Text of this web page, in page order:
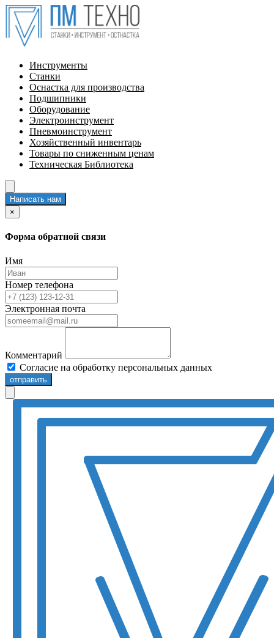
Инструменты
Станки
Оснастка для производства
Подшипники
Оборудование
Электроинструмент
Пневмоинструмент
Хозяйственный инвентарь
Товары по сниженным ценам
Техническая Библиотека
Написать нам
×
Форма обратной связи
Имя
Номер телефона
Электронная почта
Комментарий
Согласие на обработку персональных данных
отправить